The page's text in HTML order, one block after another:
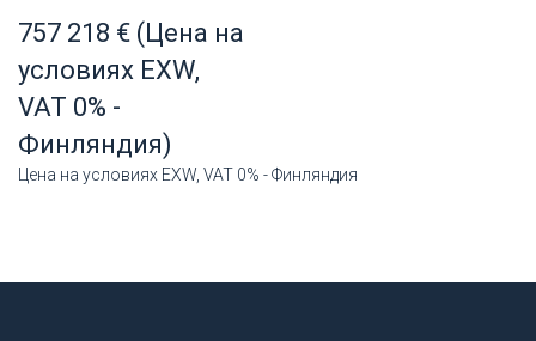
757 218 € (Цена на
условиях EXW,
VAT 0% -
Финляндия)
Цена на условиях EXW, VAT 0% - Финляндия